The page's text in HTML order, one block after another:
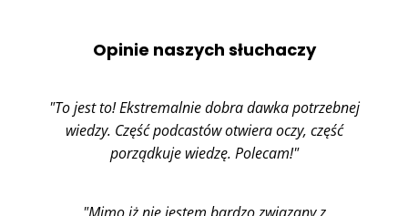
Opinie naszych słuchaczy
"To jest to! Ekstremalnie dobra dawka potrzebnej
wiedzy. Część podcastów otwiera oczy, część
porządkuje wiedzę. Polecam!"